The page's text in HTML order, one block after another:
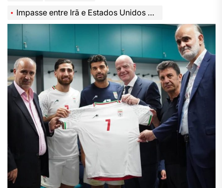
Impasse entre Irã e Estados Unidos gera tensão às vésperas da Copa do Mundo de 2026